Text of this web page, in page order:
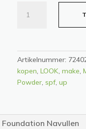
FOUNDATION
aantal
Artikelnummer:
kopen LOOK make
Powder, spf, up
Foundation Navullen